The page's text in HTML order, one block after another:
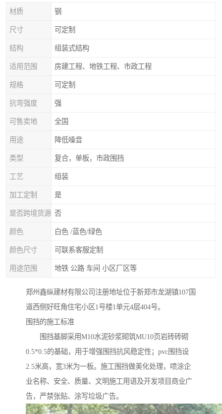
材质 钢
尺寸 可定制
结构 组装式结构
适用范围 房建工程、地铁工程、市政工程
规格 可定制
抗弯强度 强
可售卖地 全国
用途 降低噪音
类型 复合，单板，市政围挡
工艺 组装
加工定制 是
是否跨境货源 否
颜色 白色 /蓝色/绿色
颜色尺寸 可联系客服定制
用途范围 地铁 公路 车间 小区厂区等
郑州鑫纵建材有限公司注册地址位于新郑市龙湖镇107国
道西侧好旺角住宅小区1号楼1单元4层404号。
围挡的施工标准
围挡基脚采用M10水泥砂浆砌筑MU10页岩砖砖砌
0.5*0.5的基础，用于增强围挡抗风稳定性；pvc围挡设
2.5米高，宽3米为一板。施工围挡做美化处理，喷涂企
业名称、安全、质量、文明施工用语及开发项目商业广
告，严禁张贴、涂写垃圾广告。